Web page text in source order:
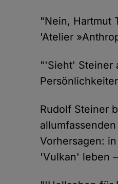
"Nein, Hartmut
'Atelier
"'Sieht' Steiner
Rudolf Steiner
Vorhersagen:
'Vulkan' leben